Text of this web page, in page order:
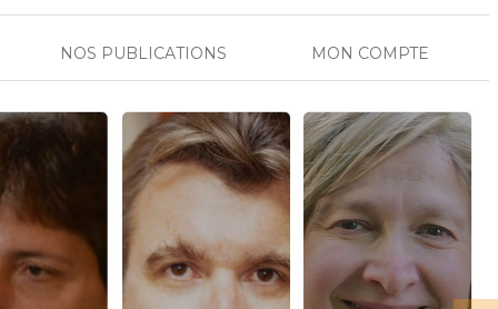
NOS PUBLICATIONS MON COMPTE